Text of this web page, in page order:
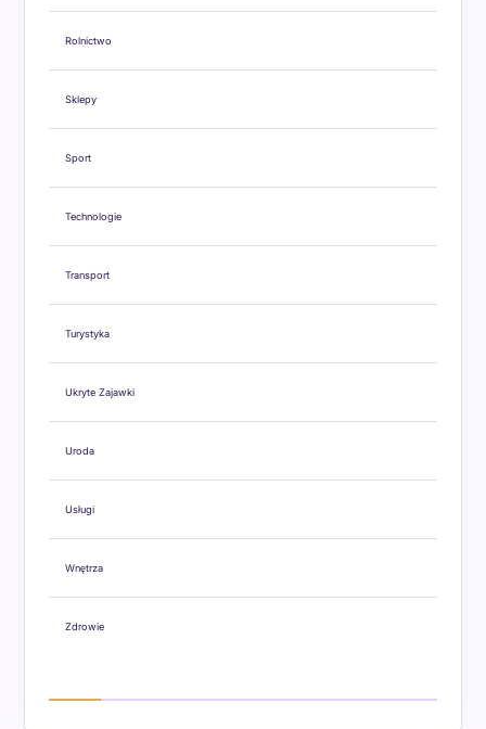
Rolnictwo
Sklepy
Sport
Technologie
Transport
Turystyka
Ukryte Zajawki
Uroda
Usługi
Wnętrza
Zdrowie